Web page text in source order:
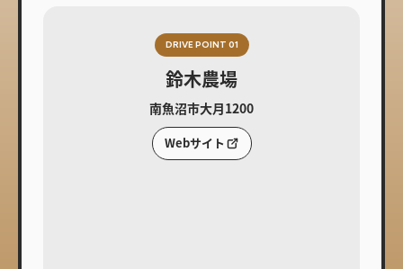
DRIVE POINT 01
鈴木農場
南魚沼市大月1200
Webサイト